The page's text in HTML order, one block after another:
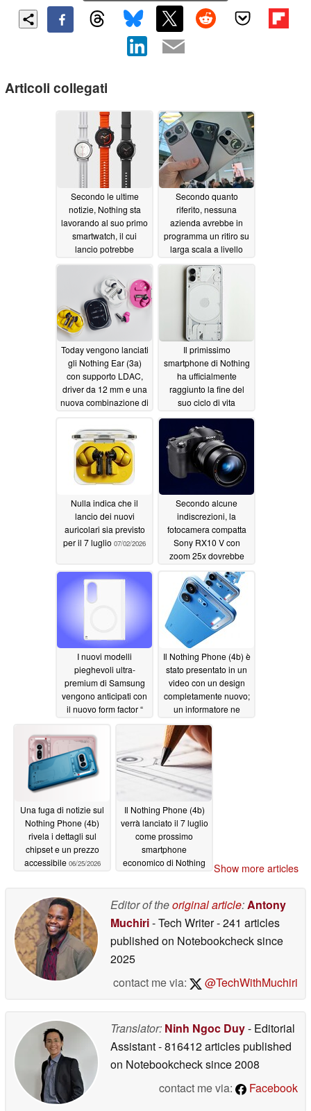
Articoli collegati
Secondo le ultime
notizie, Nothing sta
lavorando al suo primo
smartwatch, il cui
lancio potrebbe
Secondo quanto
riferito, nessuna
azienda avrebbe in
programma un ritiro su
larga scala a livello
vendite di smartphone
faticano a decollare
07/24/2026
Today vengono lanciati
gli Nothing Ear (3a)
con supporto LDAC,
driver da 12 mm e una
nuova combinazione di
Il primissimo
smartphone di Nothing
ha ufficialmente
raggiunto la fine del
suo ciclo di vita
07/04/2026
Nulla indica che il
lancio dei nuovi
auricolari sia previsto
per il 7 luglio 07/02/2026
Secondo alcune
indiscrezioni, la
fotocamera compatta
Sony RX10 V con
zoom 25x dovrebbe
07/01/2026
I nuovi modelli
pieghevoli ultra-
premium di Samsung
vengono anticipati con
il nuovo form factor “
06/30/2026
Il Nothing Phone (4b) è
stato presentato in un
video con un design
completamente nuovo;
un informatore ne
tecniche
Una fuga di notizie sul
Nothing Phone (4b)
rivela i dettagli sul
chipset e un prezzo
accessibile 06/25/2026
Il Nothing Phone (4b)
verrà lanciato il 7 luglio
come prossimo
smartphone
economico di Nothing
Show more articles
Editor of theoriginal article:Antony
Muchiri- Tech Writer- 241 articles
published on Notebookchecksince
2025
contact me via:
@TechWithMuchiri
Translator: Ninh Ngoc Duy- Editorial
Assistant- 816412 articles published
on Notebookchecksince 2008
contact me via:
Facebook